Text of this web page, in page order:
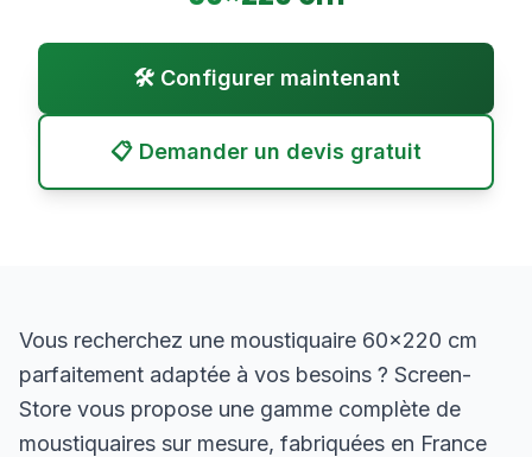
🛠️ Configurer maintenant
📋 Demander un devis gratuit
Vous recherchez une moustiquaire 60×220 cm
parfaitement adaptée à vos besoins ? Screen-
Store vous propose une gamme complète de
moustiquaires sur mesure, fabriquées en France